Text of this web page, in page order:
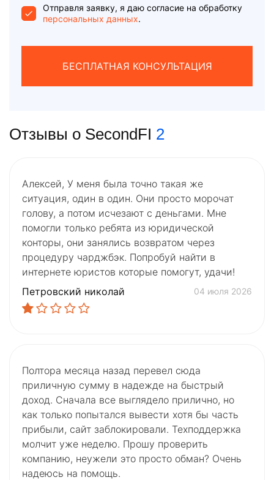
+1
Отправля заявку, я даю согласие на обработку
персональных данных.
БЕСПЛАТНАЯ КОНСУЛЬТАЦИЯ
Отзывы о SecondFI 2
Алексей, У меня была точно такая же
ситуация, один в один. Они просто морочат
голову, а потом исчезают с деньгами. Мне
помогли только ребята из юридической
конторы, они занялись возвратом через
процедуру чарджбэк. Попробуй найти в
интернете юристов которые помогут, удачи!
Петровский николай
04 июля 2026
Полтора месяца назад перевел сюда
приличную сумму в надежде на быстрый
доход. Сначала все выглядело прилично, но
как только попытался вывести хотя бы часть
прибыли, сайт заблокировали. Техподдержка
молчит уже неделю. Прошу проверить
компанию, неужели это просто обман? Очень
надеюсь на помощь.